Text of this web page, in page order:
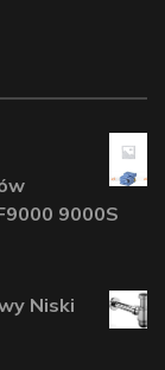
9000S
Niski